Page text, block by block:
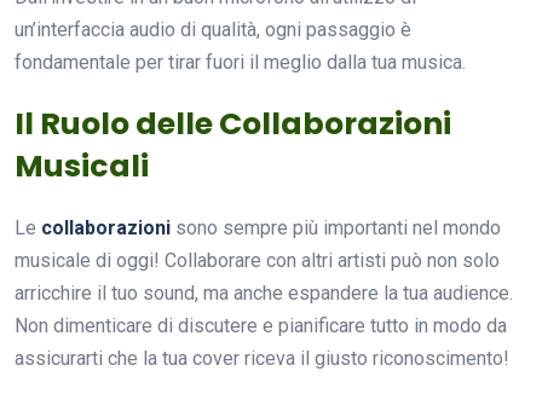
un’interfaccia audio di qualità, ogni passaggio è
fondamentale per tirar fuori il meglio dalla tua musica.
Il Ruolo delle Collaborazioni
Musicali
Le collaborazioni sono sempre più importanti nel mondo
musicale di oggi! Collaborare con altri artisti può non solo
arricchire il tuo sound, ma anche espandere la tua audience.
Non dimenticare di discutere e pianificare tutto in modo da
assicurarti che la tua cover riceva il giusto riconoscimento!